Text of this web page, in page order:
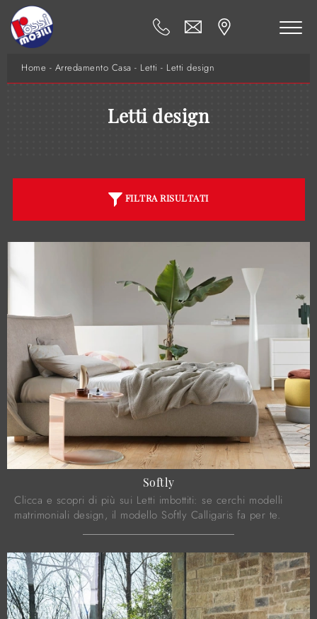
Home - Arredamento Casa - Letti - Letti design
Letti design
FILTRA RISULTATI
Softly
Clicca e scopri di più sui Letti imbottiti: se cerchi modelli
matrimoniali design, il modello Softly Calligaris fa per te.